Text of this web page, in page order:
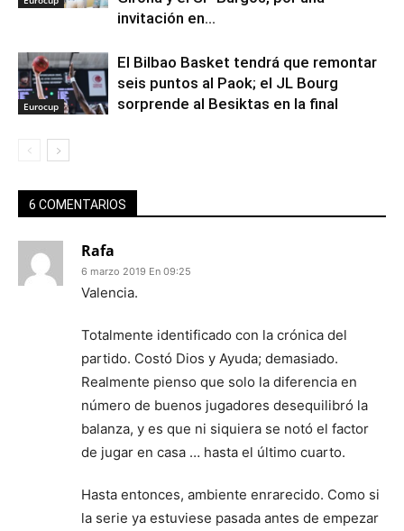
invitación en...
Eurocup
El Bilbao Basket tendrá que remontar
seis puntos al Paok; el JL Bourg
sorprende al Besiktas en la final
6 COMENTARIOS
Rafa
6 marzo 2019 En 09:25
Valencia.
Totalmente identificado con la crónica del
partido. Costó Dios y Ayuda; demasiado.
Realmente pienso que solo la diferencia en
número de buenos jugadores desequilibró la
balanza, y es que ni siquiera se notó el factor
de jugar en casa … hasta el último cuarto.
Hasta entonces, ambiente enrarecido. Como si
la serie ya estuviese pasada antes de empezar